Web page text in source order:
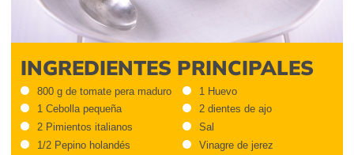
INGREDIENTES PRINCIPALES
800 g de tomate pera maduro
1 Cebolla pequeña
2 Pimientos italianos
1/2 Pepino holandés
1 Huevo
2 dientes de ajo
Sal
Vinagre de jerez